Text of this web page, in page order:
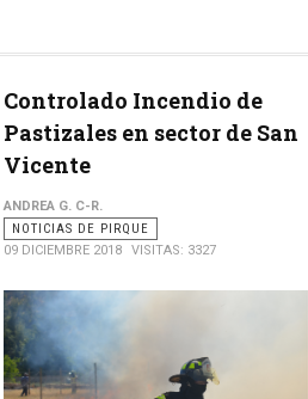
Controlado Incendio de
Pastizales en sector de San
Vicente
ANDREA G. C-R.
NOTICIAS DE PIRQUE
09 DICIEMBRE 2018
VISITAS: 3327